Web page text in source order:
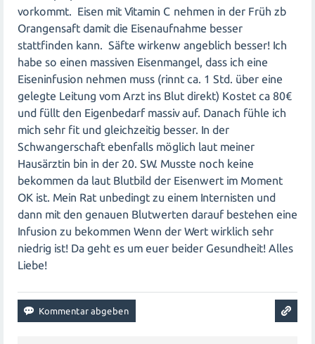
vorkommt. Eisen mit Vitamin C nehmen in der Früh zb
Orangensaft damit die Eisenaufnahme besser
stattfinden kann. Säfte wirkenw angeblich besser! Ich
habe so einen massiven Eisenmangel, dass ich eine
Eiseninfusion nehmen muss (rinnt ca. 1 Std. über eine
gelegte Leitung vom Arzt ins Blut direkt) Kostet ca 80€
und füllt den Eigenbedarf massiv auf. Danach fühle ich
mich sehr fit und gleichzeitig besser. In der
Schwangerschaft ebenfalls möglich laut meiner
Hausärztin bin in der 20. SW. Musste noch keine
bekommen da laut Blutbild der Eisenwert im Moment
OK ist. Mein Rat unbedingt zu einem Internisten und
dann mit den genauen Blutwerten darauf bestehen eine
Infusion zu bekommen Wenn der Wert wirklich sehr
niedrig ist! Da geht es um euer beider Gesundheit! Alles
Liebe!